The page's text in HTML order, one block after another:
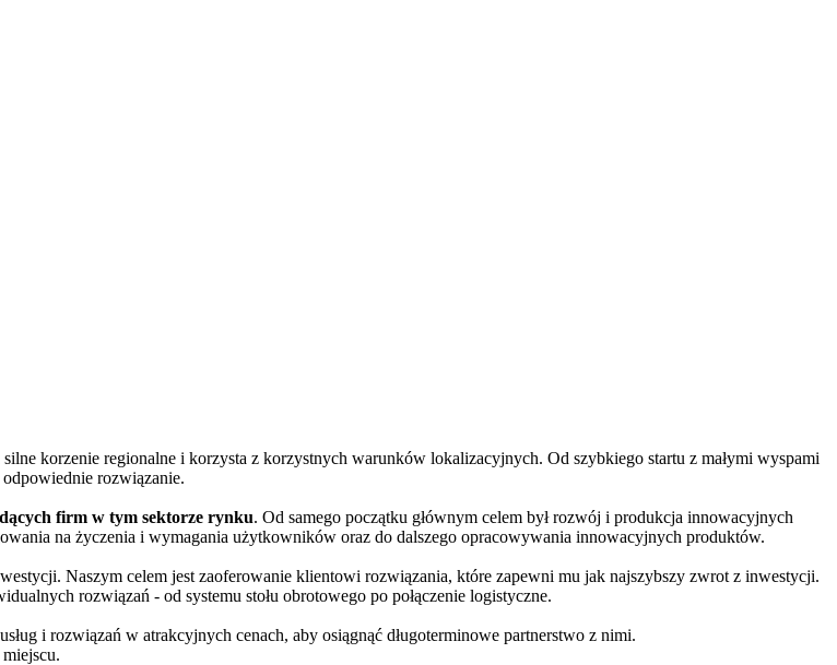
korzenie regionalne i korzysta z korzystnych warunków lokalizacyjnych. Od szybkiego startu z małymi wyspami
rozwiązanie.
firm w tym sektorze rynku. Od samego początku głównym celem był rozwój i produkcja innowacyjnych
na życzenia i wymagania użytkowników oraz do dalszego opracowywania innowacyjnych produktów.
Naszym celem jest zaoferowanie klientowi rozwiązania, które zapewni mu jak najszybszy zwrot z inwestycji.
rozwiązań - od systemu stołu obrotowego po połączenie logistyczne.
i rozwiązań w atrakcyjnych cenach, aby osiągnąć długoterminowe partnerstwo z nimi.